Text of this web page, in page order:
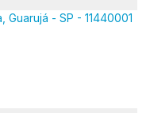
- SP - 11440001